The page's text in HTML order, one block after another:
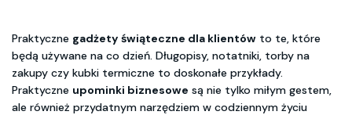
Praktyczne gadżety świąteczne dla klientów to te, które
będą używane na co dzień. Długopisy, notatniki, torby na
zakupy czy kubki termiczne to doskonałe przykłady.
Praktyczne upominki biznesowe są nie tylko miłym gestem,
ale również przydatnym narzędziem w codziennym życiu